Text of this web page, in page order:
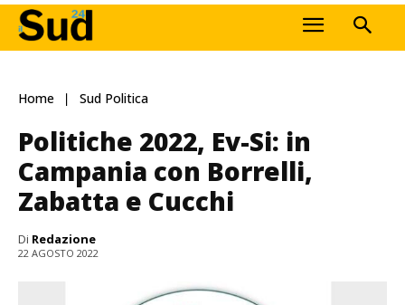
Home Sud Politica
Politiche 2022, Ev-Si: in
Campania con Borrelli,
Zabatta e Cucchi
Di Redazione
22 AGOSTO 2022